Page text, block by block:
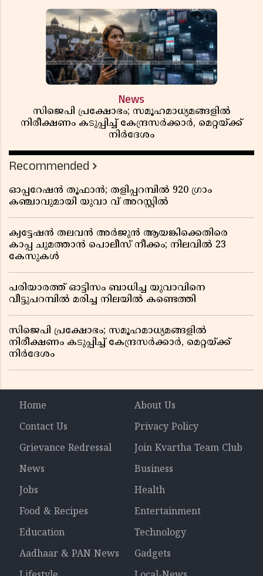
News
സിജെപി പ്രക്ഷോഭം; സമൂഹമാധ്യമങ്ങളിൽ
നിരീക്ഷണം കടുപ്പിച്ച് കേന്ദ്രസർക്കാർ, മെറ്റയ്ക്ക്
നിർദേശം
Recommended
ഓപ്പറേഷൻ തൂഫാൻ; തളിപ്പറമ്പിൽ 920 ഗ്രാം
കഞ്ചാവുമായി യുവാ വ് അറസ്റ്റിൽ
ക്വട്ടേഷൻ തലവൻ അർജുൻ ആയങ്കിക്കെതിരെ
കാപ്പ ചുമത്താൻ പൊലീസ് നീക്കം; നിലവിൽ 23
കേസുകൾ
പരിയാരത്ത് ഓട്ടിസം ബാധിച്ച യുവാവിനെ
വീട്ടുപറമ്പിൽ മരിച്ച നിലയിൽ കണ്ടെത്തി
സിജെപി പ്രക്ഷോഭം; സമൂഹമാധ്യമങ്ങളിൽ
നിരീക്ഷണം കടുപ്പിച്ച് കേന്ദ്രസർക്കാർ, മെറ്റയ്ക്ക്
നിർദേശം
Home
About Us
Contact Us
Privacy Policy
Grievance Redressal
Join Kvartha Team Club
News
Business
Jobs
Health
Food & Recipes
Entertainment
Education
Technology
Aadhaar & PAN News
Gadgets